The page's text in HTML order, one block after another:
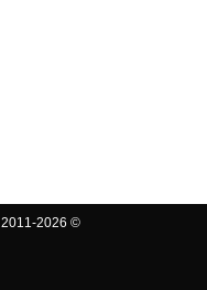
2011-2026 ©